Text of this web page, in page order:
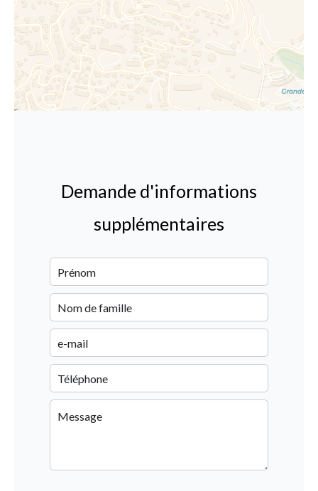
Demande d'informations
supplémentaires